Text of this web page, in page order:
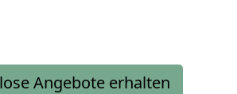
Angebote erhalten